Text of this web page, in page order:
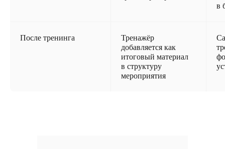
в
После тренинга
Тренажёр
добавляется как
итоговый материал
в структуру
мероприятия